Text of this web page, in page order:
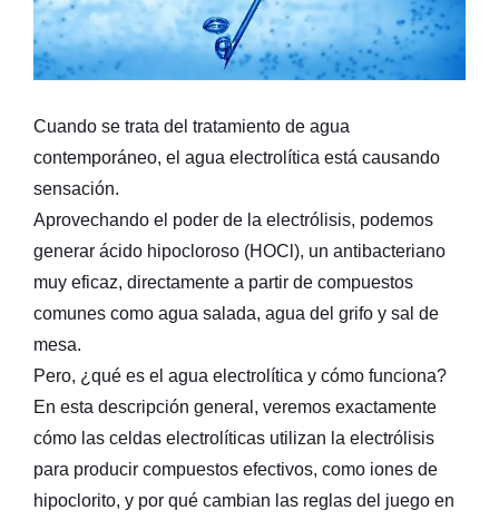
Cuando se trata del tratamiento de agua
contemporáneo, el agua electrolítica está causando
sensación.
Aprovechando el poder de la electrólisis, podemos
generar ácido hipocloroso (HOCl), un antibacteriano
muy eficaz, directamente a partir de compuestos
comunes como agua salada, agua del grifo y sal de
mesa.
Pero, ¿qué es el agua electrolítica y cómo funciona?
En esta descripción general, veremos exactamente
cómo las celdas electrolíticas utilizan la electrólisis
para producir compuestos efectivos, como iones de
hipoclorito, y por qué cambian las reglas del juego en